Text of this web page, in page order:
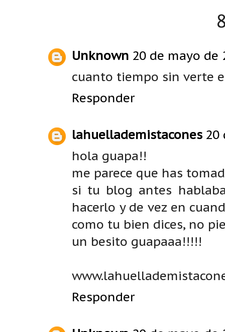
Unknown 20 de mayo de
cuanto tiempo sin verte
Responder
lahuellademistacones 20
hola guapa!!
me parece que has
si tu blog antes
hacerlo y de vez en
como tu bien dices, no
un besito guapaaa!!!!!
Responder